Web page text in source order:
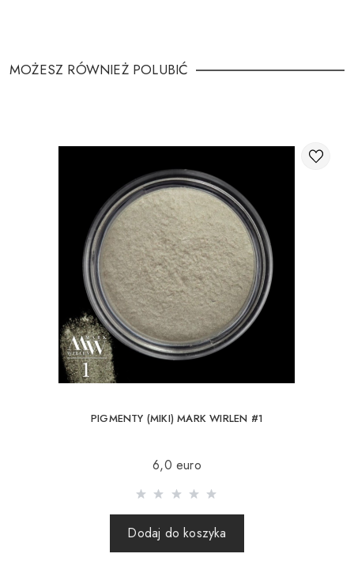
Poprzez koszyk na stronie internetowej;
Dostępne metody dostawy paczek międzynarodowych:
Dostawa międzynarodowa przez UkrPochta;
Dostawa międzynarodowa przez New Post / Nova Post
(Polska, Mołdawia, Niemcy, Czechy, Litwa, Rumunia,
Słowacja, Estonia, Łotwa, Węgry, Włochy, Wielka Brytania,
Hiszpania).
Darmowa dostawa jest możliwa dla zamówień
powyżej 80Є
wraz z kosztami wysyłki (paczki zagraniczne za pobraniem
Wysyłanie paczek za granicę odbywa się 2 razy w tygodniu.
Po wysłaniu zamówienia otrzymujesz numer Tracking, za
MOŻESZ RÓWNIEŻ POLUBIĆ
PIGMENTY (MIKI) MARK WIRLEN #1
6,0 euro
Dodaj do koszyka